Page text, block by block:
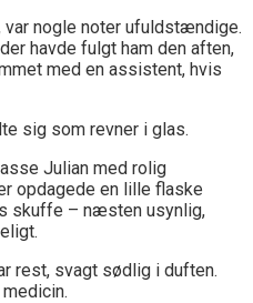
var nogle noter ufuldstændige.
havde fulgt ham den aften,
med en assistent, hvis
sig som revner i glas.
Julian med rolig
opdagede en lille flaske
skuffe – næsten usynlig,
rest, svagt sødlig i duften.